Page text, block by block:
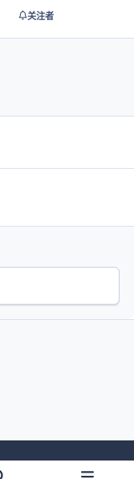
关注者